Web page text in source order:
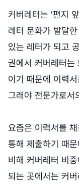
커버레터는 '편지
레터 문화가 발달
있는 레터가 되고
권에서 커버레터는
이기 때문에 이력
그래야 전문가로서
요즘은 이력서를
통해 제출하기 때
비해 커버레터 비
되는 곳에서는 커